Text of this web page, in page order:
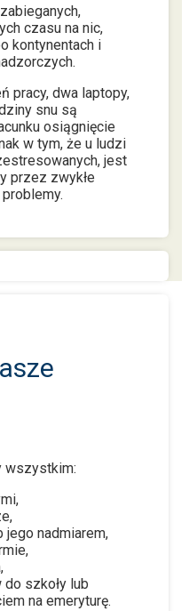
czasu na nic,
kontynentach i
pracy, dwa laptopy,
snu są
osiągnięcie
w tym, że u ludzi
jest
przez zwykłe
wszystkim:
jego nadmiarem,
do szkoły lub
na emeryturę.